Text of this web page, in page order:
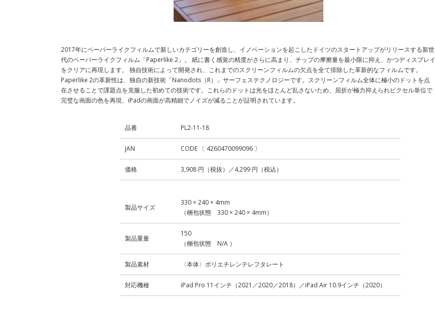
2017年にペーパーライクフィルムで新しいカテゴリーを創造し、イノベーションを起こしたドイツのスタートアップがリリースする新世
代のペーパーライクフィルム「Paperlike 2」。 紙に書く感覚の精度がさらに高まり、チップの摩擦量を最小限に抑え、かつディスプレイ
をクリアに再現します。 独自技術によって開発され、これまでのスクリーンフィルムの欠点を全て排除した革新的なフィルムです。
Paperlike 2の革新性は、独自の新技術「Nanodots（R）」サーフェステクノロジーです。スクリーンフィルム全体に極小のドットを点
在させることで課題点を克服した初めての技術です。これらのドットは光をほとんど乱さないため、屈折が極力抑えられピクセル単位で
完璧な画面の色を再現、iPadの画面が高精細でノイズが減ることが証明されています。
品番 PL2-11-18
JAN CODE 〔 4260470099096 〕
価格 3,908 円（税抜）／4,299 円（税込）
製品サイズ
330 × 240 × 4mm
（梱包状態 330 × 240 × 4mm）
製品重量
150
（梱包状態 N/A ）
製品素材 〈本体〉ポリエチレンテレフタレート
対応機種 iPad Pro 11インチ（2021／2020／2018）／iPad Air 10.9インチ（2020）